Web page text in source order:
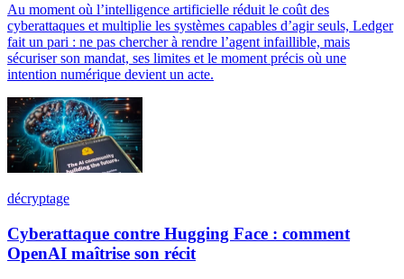
Au moment où l’intelligence artificielle réduit le coût des
cyberattaques et multiplie les systèmes capables d’agir seuls, Ledger
fait un pari : ne pas chercher à rendre l’agent infaillible, mais
sécuriser son mandat, ses limites et le moment précis où une
intention numérique devient un acte.
décryptage
Cyberattaque contre Hugging Face : comment
OpenAI maîtrise son récit